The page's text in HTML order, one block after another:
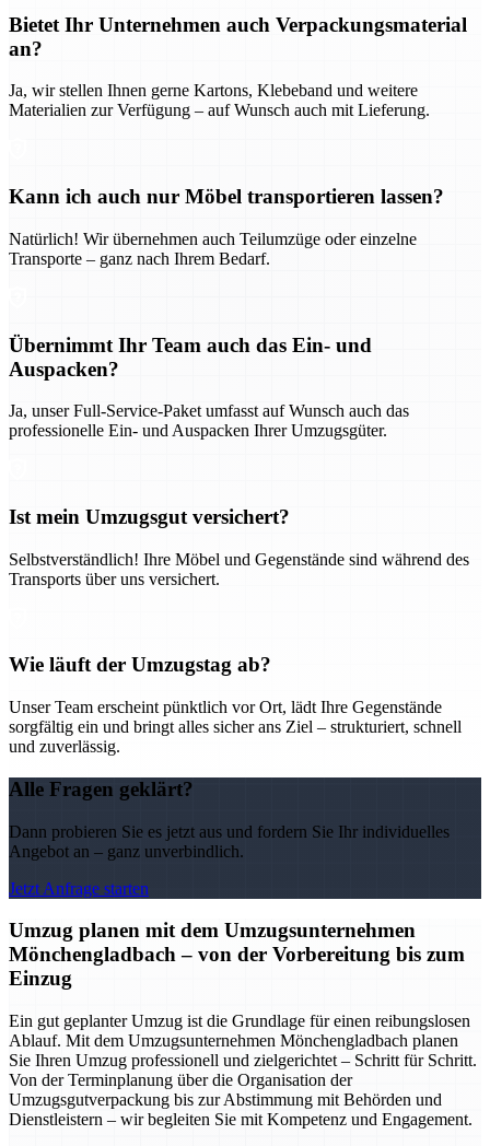
Bietet Ihr Unternehmen auch Verpackungsmaterial
an?
Ja, wir stellen Ihnen gerne Kartons, Klebeband und weitere
Materialien zur Verfügung – auf Wunsch auch mit Lieferung.
Kann ich auch nur Möbel transportieren lassen?
Natürlich! Wir übernehmen auch Teilumzüge oder einzelne
Transporte – ganz nach Ihrem Bedarf.
Übernimmt Ihr Team auch das Ein- und
Auspacken?
Ja, unser Full-Service-Paket umfasst auf Wunsch auch das
professionelle Ein- und Auspacken Ihrer Umzugsgüter.
Ist mein Umzugsgut versichert?
Selbstverständlich! Ihre Möbel und Gegenstände sind während des
Transports über uns versichert.
Wie läuft der Umzugstag ab?
Unser Team erscheint pünktlich vor Ort, lädt Ihre Gegenstände
sorgfältig ein und bringt alles sicher ans Ziel – strukturiert, schnell
und zuverlässig.
Alle Fragen geklärt?
Dann probieren Sie es jetzt aus und fordern Sie Ihr individuelles
Angebot an – ganz unverbindlich.
Jetzt Anfrage starten
Umzug planen mit dem Umzugsunternehmen
Mönchengladbach – von der Vorbereitung bis zum
Einzug
Ein gut geplanter Umzug ist die Grundlage für einen reibungslosen
Ablauf. Mit dem Umzugsunternehmen Mönchengladbach planen
Sie Ihren Umzug professionell und zielgerichtet – Schritt für Schritt.
Von der Terminplanung über die Organisation der
Umzugsgutverpackung bis zur Abstimmung mit Behörden und
Dienstleistern – wir begleiten Sie mit Kompetenz und Engagement.